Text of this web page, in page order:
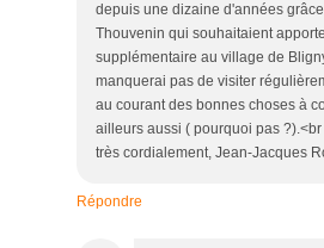
depuis une dizaine d'années
Thouvenin qui souhaitaient
supplémentaire au village de
manquerai pas de visiter
au courant des bonnes choses à
ailleurs aussi ( pourquoi pas
très cordialement, Jean-Jacques
Répondre